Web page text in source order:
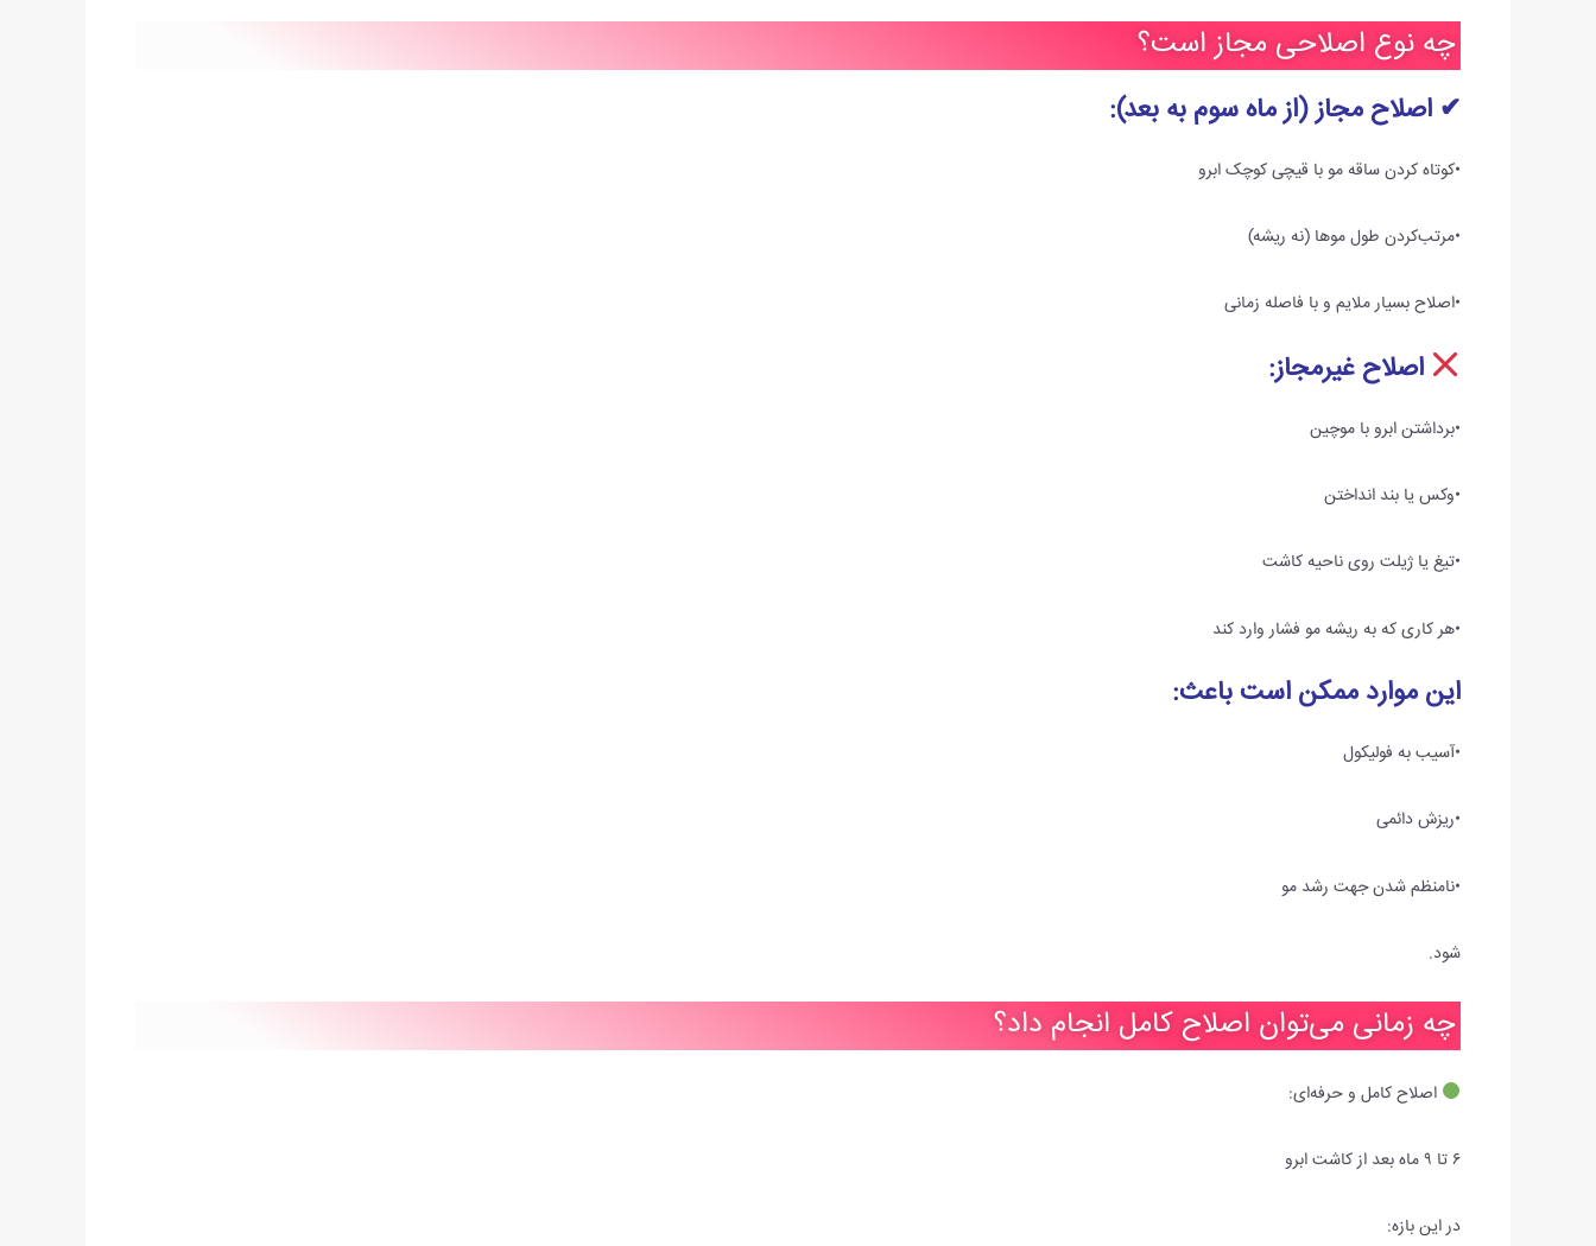
چه نوع اصلاحی مجاز است؟
✔ اصلاح مجاز (از ماه سوم به بعد):
•کوتاه کردن ساقه مو با قیچی کوچک ابرو
•مرتب‌کردن طول موها (نه ریشه)
•اصلاح بسیار ملایم و با فاصله زمانی
اصلاح غیرمجاز:
•برداشتن ابرو با موچین
•وکس یا بند انداختن
•تیغ یا ژیلت روی ناحیه کاشت
•هر کاری که به ریشه مو فشار وارد کند
این موارد ممکن است باعث:
•آسیب به فولیکول
•ریزش دائمی
•نامنظم شدن جهت رشد مو
شود.
چه زمانی می‌توان اصلاح کامل انجام داد؟
اصلاح کامل و حرفه‌ای:
۶ تا ۹ ماه بعد از کاشت ابرو
در این بازه: